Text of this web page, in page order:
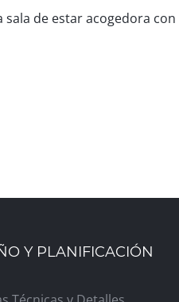
de estar acogedora con
Y PLANIFICACIÓN